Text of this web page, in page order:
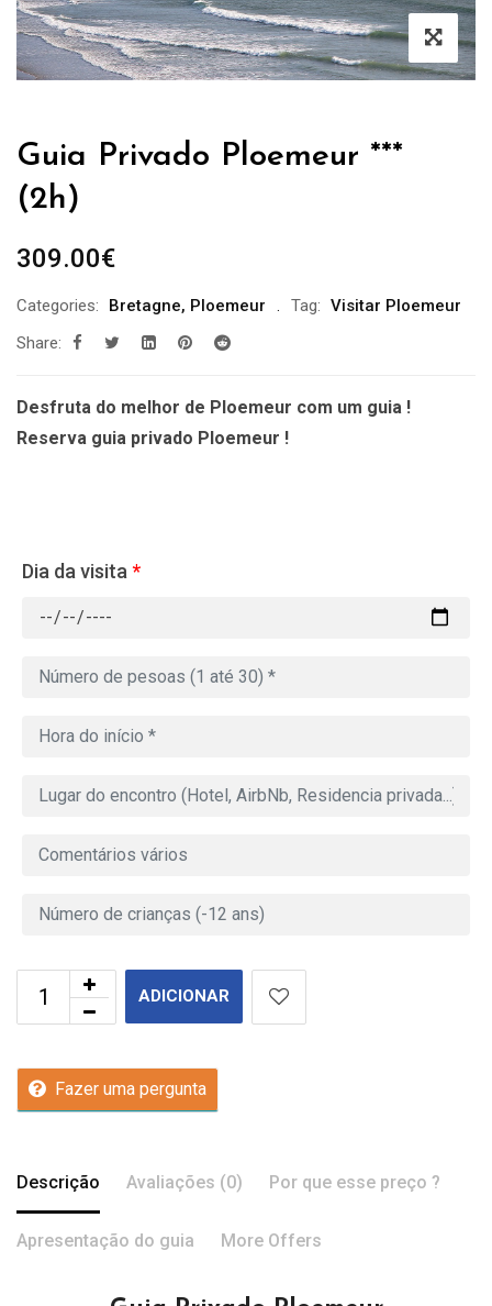
Guia Privado Ploemeur ***
(2h)
309.00€
Categories: Bretagne, Ploemeur Tag: Visitar Ploemeur
Share:
Desfruta do melhor de Ploemeur com um guia !
Reserva guia privado Ploemeur !
Dia da visita *
ADICIONAR
Fazer uma pergunta
Descrição Avaliações (0) Por que esse preço ?
Apresentação do guia More Offers